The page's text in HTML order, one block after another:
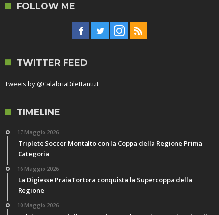
FOLLOW ME
TWITTER FEED
Tweets by @CalabriaDilettanti.it
TIMELINE
17 Maggio 2026
Triplete Soccer Montalto con la Coppa della Regione Prima
Categoria
16 Maggio 2026
La Digiesse PraiaTortora conquista la Supercoppa della
Regione
10 Maggio 2026